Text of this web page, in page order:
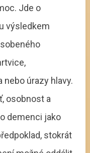
Jde o
výsledkem
nebo úrazy hlavy.
osobnost a
demenci jako
stokrát